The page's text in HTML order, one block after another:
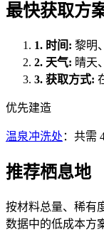
最快获取方
1. 时间 : 黎明
2. 天气: 晴天
3. 获取方式:
优先建造
温泉冲洗处 ：共需
推荐栖息地
按材料总量、稀有
数据中的低成本方